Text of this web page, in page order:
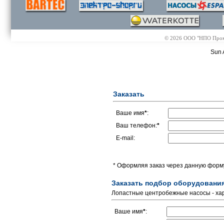
© 2026 ООО "НПО
Sun
Заказать
Ваше имя*:
Ваш телефон:*
E-mail:
* Оформляя заказ через данную
Заказать подбор
Лопастные центробежные насосы -
Ваше имя*: